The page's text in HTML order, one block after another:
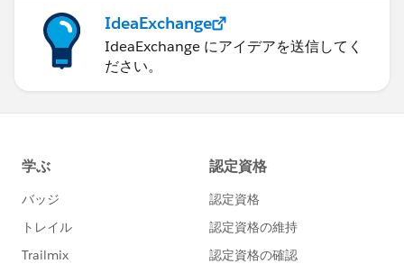
IdeaExchange
IdeaExchange にアイデアを送信してく
ださい。